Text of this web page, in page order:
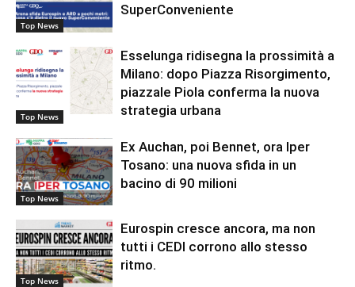
Top News
SuperConveniente
Top News
Esselunga ridisegna la prossimità a
Milano: dopo Piazza Risorgimento,
piazzale Piola conferma la nuova
strategia urbana
Top News
Ex Auchan, poi Bennet, ora Iper
Tosano: una nuova sfida in un
bacino di 90 milioni
Top News
Eurospin cresce ancora, ma non
tutti i CEDI corrono allo stesso
ritmo.